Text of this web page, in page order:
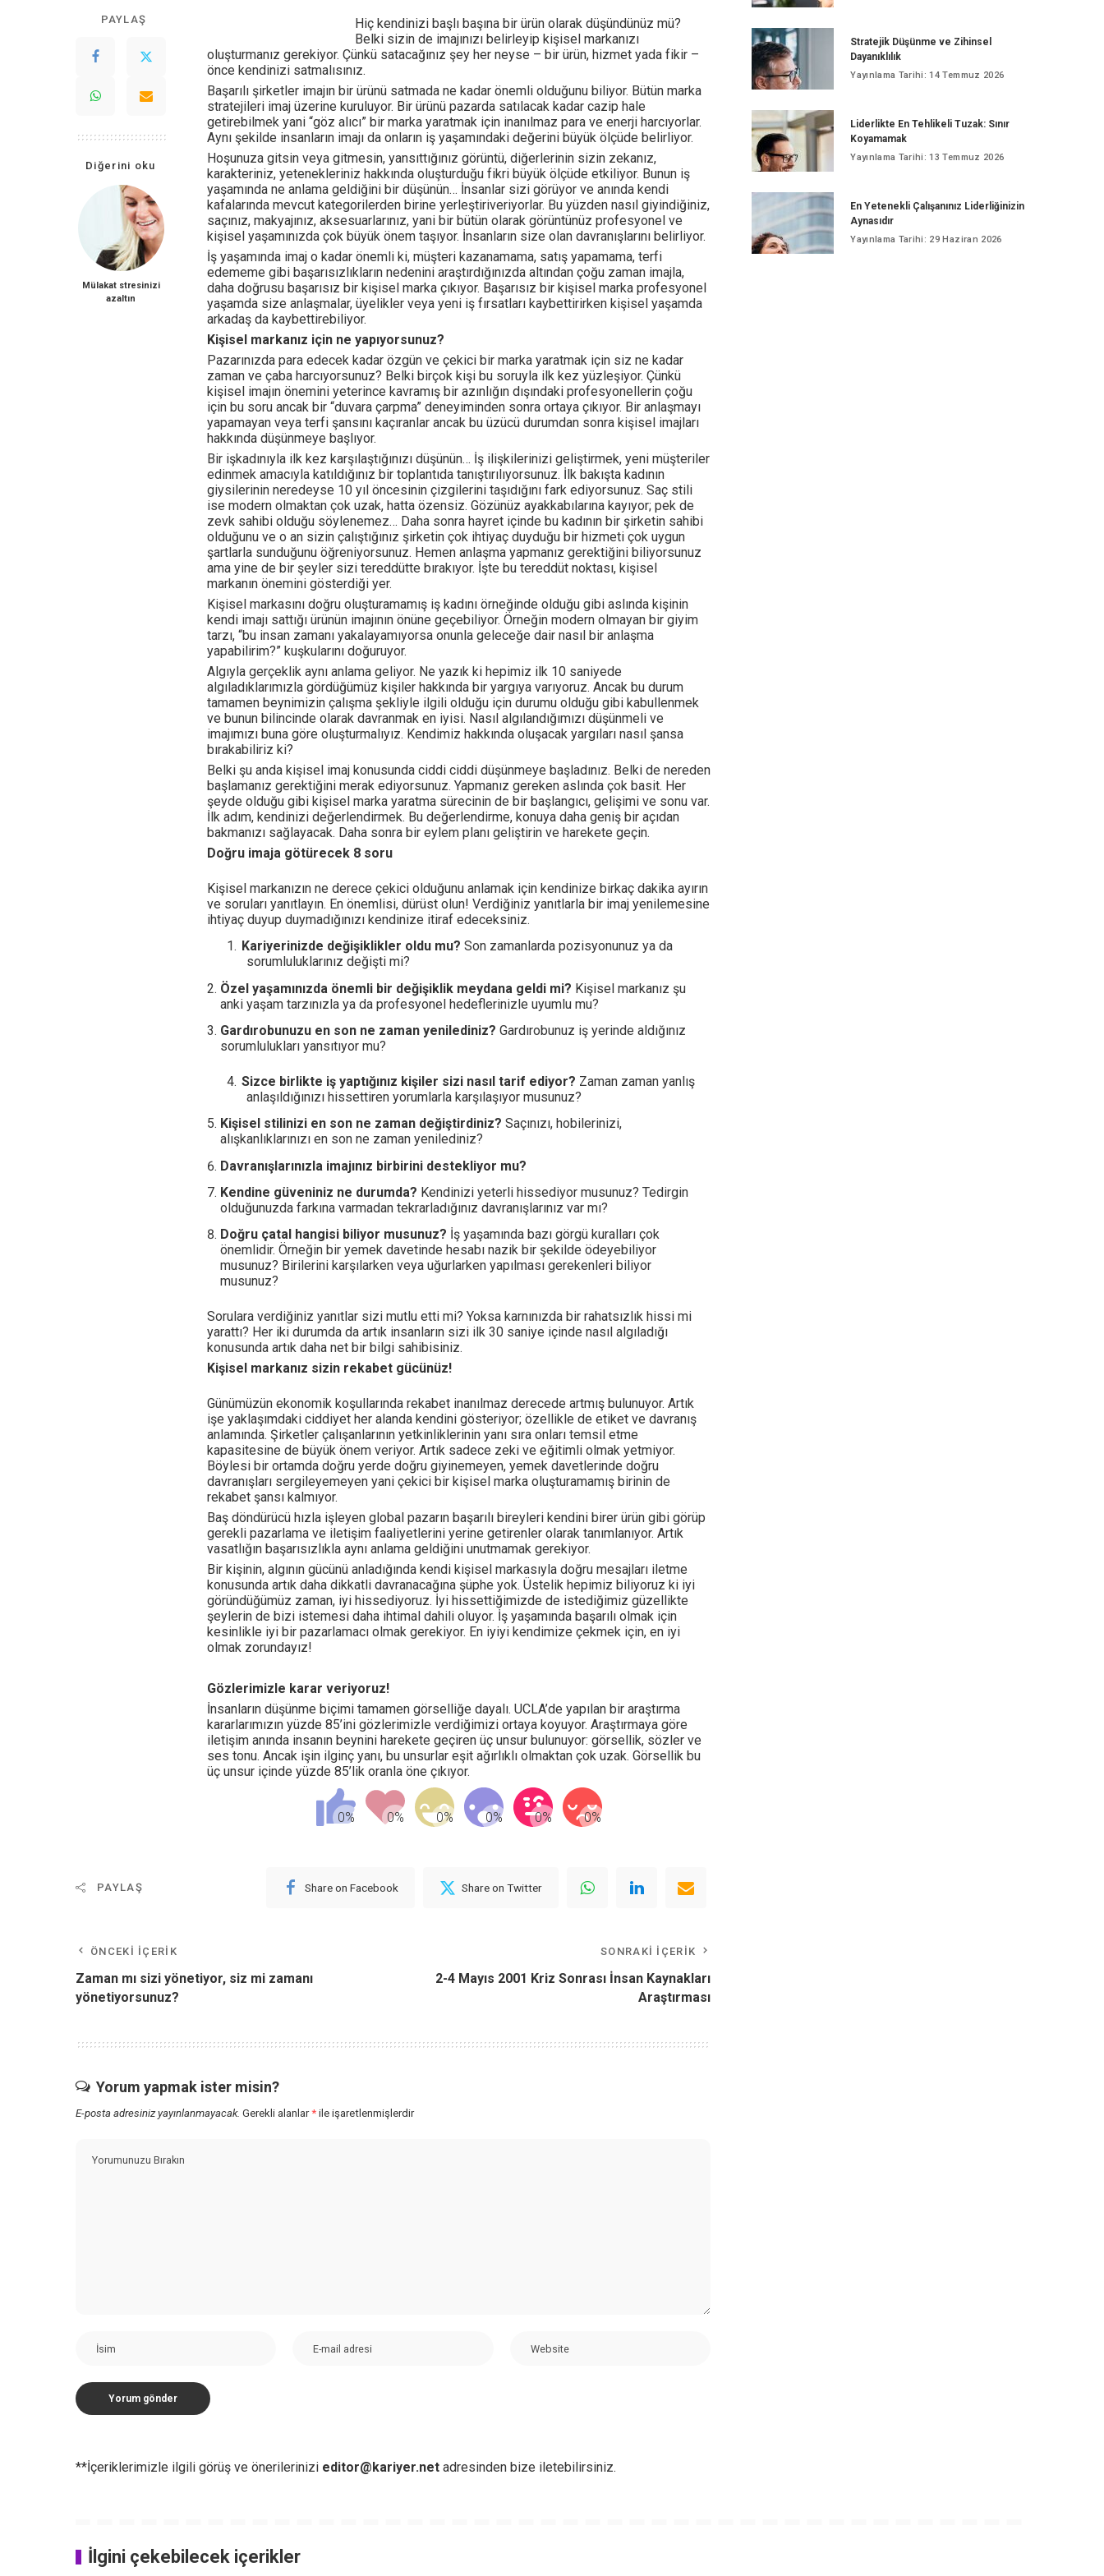
PAYLAŞ
Diğerini oku
Mülakat stresinizi
azaltın
Hiç kendinizi başlı başına bir ürün olarak düşündünüz mü?
Belki sizin de imajınızı belirleyip kişisel markanızı
oluşturmanız gerekiyor. Çünkü satacağınız şey her neyse – bir ürün, hizmet yada fikir –
önce kendinizi satmalısınız.
Başarılı şirketler imajın bir ürünü satmada ne kadar önemli olduğunu biliyor. Bütün marka
stratejileri imaj üzerine kuruluyor. Bir ürünü pazarda satılacak kadar cazip hale
getirebilmek yani “göz alıcı” bir marka yaratmak için inanılmaz para ve enerji harcıyorlar.
Aynı şekilde insanların imajı da onların iş yaşamındaki değerini büyük ölçüde belirliyor.
Hoşunuza gitsin veya gitmesin, yansıttığınız görüntü, diğerlerinin sizin zekanız,
karakteriniz, yetenekleriniz hakkında oluşturduğu fikri büyük ölçüde etkiliyor. Bunun iş
yaşamında ne anlama geldiğini bir düşünün… İnsanlar sizi görüyor ve anında kendi
kafalarında mevcut kategorilerden birine yerleştiriveriyorlar. Bu yüzden nasıl giyindiğiniz,
saçınız, makyajınız, aksesuarlarınız, yani bir bütün olarak görüntünüz profesyonel ve
kişisel yaşamınızda çok büyük önem taşıyor. İnsanların size olan davranışlarını belirliyor.
İş yaşamında imaj o kadar önemli ki, müşteri kazanamama, satış yapamama, terfi
edememe gibi başarısızlıkların nedenini araştırdığınızda altından çoğu zaman imajla,
daha doğrusu başarısız bir kişisel marka çıkıyor. Başarısız bir kişisel marka profesyonel
yaşamda size anlaşmalar, üyelikler veya yeni iş fırsatları kaybettirirken kişisel yaşamda
arkadaş da kaybettirebiliyor.
Kişisel markanız için ne yapıyorsunuz?
Pazarınızda para edecek kadar özgün ve çekici bir marka yaratmak için siz ne kadar
zaman ve çaba harcıyorsunuz? Belki birçok kişi bu soruyla ilk kez yüzleşiyor. Çünkü
kişisel imajın önemini yeterince kavramış bir azınlığın dışındaki profesyonellerin çoğu
için bu soru ancak bir “duvara çarpma” deneyiminden sonra ortaya çıkıyor. Bir anlaşmayı
yapamayan veya terfi şansını kaçıranlar ancak bu üzücü durumdan sonra kişisel imajları
hakkında düşünmeye başlıyor.
Bir işkadınıyla ilk kez karşılaştığınızı düşünün… İş ilişkilerinizi geliştirmek, yeni müşteriler
edinmek amacıyla katıldığınız bir toplantıda tanıştırılıyorsunuz. İlk bakışta kadının
giysilerinin neredeyse 10 yıl öncesinin çizgilerini taşıdığını fark ediyorsunuz. Saç stili
ise modern olmaktan çok uzak, hatta özensiz. Gözünüz ayakkabılarına kayıyor; pek de
zevk sahibi olduğu söylenemez… Daha sonra hayret içinde bu kadının bir şirketin sahibi
olduğunu ve o an sizin çalıştığınız şirketin çok ihtiyaç duyduğu bir hizmeti çok uygun
şartlarla sunduğunu öğreniyorsunuz. Hemen anlaşma yapmanız gerektiğini biliyorsunuz
ama yine de bir şeyler sizi tereddütte bırakıyor. İşte bu tereddüt noktası, kişisel
markanın önemini gösterdiği yer.
Kişisel markasını doğru oluşturamamış iş kadını örneğinde olduğu gibi aslında kişinin
kendi imajı sattığı ürünün imajının önüne geçebiliyor. Örneğin modern olmayan bir giyim
tarzı, “bu insan zamanı yakalayamıyorsa onunla geleceğe dair nasıl bir anlaşma
yapabilirim?” kuşkularını doğuruyor.
Algıyla gerçeklik aynı anlama geliyor. Ne yazık ki hepimiz ilk 10 saniyede
algıladıklarımızla gördüğümüz kişiler hakkında bir yargıya varıyoruz. Ancak bu durum
tamamen beynimizin çalışma şekliyle ilgili olduğu için durumu olduğu gibi kabullenmek
ve bunun bilincinde olarak davranmak en iyisi. Nasıl algılandığımızı düşünmeli ve
imajımızı buna göre oluşturmalıyız. Kendimiz hakkında oluşacak yargıları nasıl şansa
bırakabiliriz ki?
Belki şu anda kişisel imaj konusunda ciddi ciddi düşünmeye başladınız. Belki de nereden
başlamanız gerektiğini merak ediyorsunuz. Yapmanız gereken aslında çok basit. Her
şeyde olduğu gibi kişisel marka yaratma sürecinin de bir başlangıcı, gelişimi ve sonu var.
İlk adım, kendinizi değerlendirmek. Bu değerlendirme, konuya daha geniş bir açıdan
bakmanızı sağlayacak. Daha sonra bir eylem planı geliştirin ve harekete geçin.
Doğru imaja götürecek 8 soru
Kişisel markanızın ne derece çekici olduğunu anlamak için kendinize birkaç dakika ayırın
ve soruları yanıtlayın. En önemlisi, dürüst olun! Verdiğiniz yanıtlarla bir imaj yenilemesine
ihtiyaç duyup duymadığınızı kendinize itiraf edeceksiniz.
1. Kariyerinizde değişiklikler oldu mu? Son zamanlarda pozisyonunuz ya da
sorumluluklarınız değişti mi?
Özel yaşamınızda önemli bir değişiklik meydana geldi mi? Kişisel markanız şu
anki yaşam tarzınızla ya da profesyonel hedeflerinizle uyumlu mu?
Gardırobunuzu en son ne zaman yenilediniz? Gardırobunuz iş yerinde aldığınız
sorumlulukları yansıtıyor mu?
4. Sizce birlikte iş yaptığınız kişiler sizi nasıl tarif ediyor? Zaman zaman yanlış
anlaşıldığınızı hissettiren yorumlarla karşılaşıyor musunuz?
Kişisel stilinizi en son ne zaman değiştirdiniz? Saçınızı, hobilerinizi,
alışkanlıklarınızı en son ne zaman yenilediniz?
Davranışlarınızla imajınız birbirini destekliyor mu?
Kendine güveniniz ne durumda? Kendinizi yeterli hissediyor musunuz? Tedirgin
olduğunuzda farkına varmadan tekrarladığınız davranışlarınız var mı?
Doğru çatal hangisi biliyor musunuz? İş yaşamında bazı görgü kuralları çok
önemlidir. Örneğin bir yemek davetinde hesabı nazik bir şekilde ödeyebiliyor
musunuz? Birilerini karşılarken veya uğurlarken yapılması gerekenleri biliyor
musunuz?
Sorulara verdiğiniz yanıtlar sizi mutlu etti mi? Yoksa karnınızda bir rahatsızlık hissi mi
yarattı? Her iki durumda da artık insanların sizi ilk 30 saniye içinde nasıl algıladığı
konusunda artık daha net bir bilgi sahibisiniz.
Kişisel markanız sizin rekabet gücünüz!
Günümüzün ekonomik koşullarında rekabet inanılmaz derecede artmış bulunuyor. Artık
işe yaklaşımdaki ciddiyet her alanda kendini gösteriyor; özellikle de etiket ve davranış
anlamında. Şirketler çalışanlarının yetkinliklerinin yanı sıra onları temsil etme
kapasitesine de büyük önem veriyor. Artık sadece zeki ve eğitimli olmak yetmiyor.
Böylesi bir ortamda doğru yerde doğru giyinemeyen, yemek davetlerinde doğru
davranışları sergileyemeyen yani çekici bir kişisel marka oluşturamamış birinin de
rekabet şansı kalmıyor.
Baş döndürücü hızla işleyen global pazarın başarılı bireyleri kendini birer ürün gibi görüp
gerekli pazarlama ve iletişim faaliyetlerini yerine getirenler olarak tanımlanıyor. Artık
vasatlığın başarısızlıkla aynı anlama geldiğini unutmamak gerekiyor.
Bir kişinin, algının gücünü anladığında kendi kişisel markasıyla doğru mesajları iletme
konusunda artık daha dikkatli davranacağına şüphe yok. Üstelik hepimiz biliyoruz ki iyi
göründüğümüz zaman, iyi hissediyoruz. İyi hissettiğimizde de istediğimiz güzellikte
şeylerin de bizi istemesi daha ihtimal dahili oluyor. İş yaşamında başarılı olmak için
kesinlikle iyi bir pazarlamacı olmak gerekiyor. En iyiyi kendimize çekmek için, en iyi
olmak zorundayız!
Gözlerimizle karar veriyoruz!
İnsanların düşünme biçimi tamamen görselliğe dayalı. UCLA’de yapılan bir araştırma
kararlarımızın yüzde 85’ini gözlerimizle verdiğimizi ortaya koyuyor. Araştırmaya göre
iletişim anında insanın beynini harekete geçiren üç unsur bulunuyor: görsellik, sözler ve
ses tonu. Ancak işin ilginç yanı, bu unsurlar eşit ağırlıklı olmaktan çok uzak. Görsellik bu
üç unsur içinde yüzde 85’lik oranla öne çıkıyor.
PAYLAŞ Share on Facebook Share on Twitter
ÖNCEKI İÇERIK
Zaman mı sizi yönetiyor, siz mi zamanı
yönetiyorsunuz?
SONRAKI İÇERIK
2-4 Mayıs 2001 Kriz Sonrası İnsan Kaynakları
Araştırması
Yorum yapmak ister misin?
E-posta adresiniz yayınlanmayacak. Gerekli alanlar* ile işaretlenmişlerdir
**İçeriklerimizle ilgili görüş ve önerilerinizi editor@kariyer.net adresinden bize iletebilirsiniz.
Stratejik Düşünme ve Zihinsel
Dayanıklılık
Yayınlama Tarihi: 14 Temmuz 2026
Liderlikte En Tehlikeli Tuzak: Sınır
Koyamamak
Yayınlama Tarihi: 13 Temmuz 2026
En Yetenekli Çalışanınız Liderliğinizin
Aynasıdır
Yayınlama Tarihi: 29 Haziran 2026
İlgini çekebilecek içerikler